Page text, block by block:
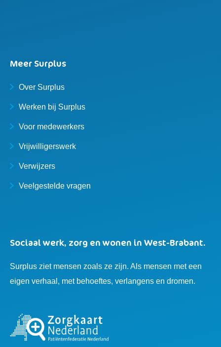
Meer Surplus
Over Surplus
Werken bij Surplus
Voor medewerkers
Vrijwilligerswerk
Verwijzers
Veelgestelde vragen
Sociaal werk, zorg en wonen in West-Brabant.
Surplus ziet mensen zoals ze zijn. Als mensen met een
eigen verhaal, met behoeftes, verlangens en dromen.